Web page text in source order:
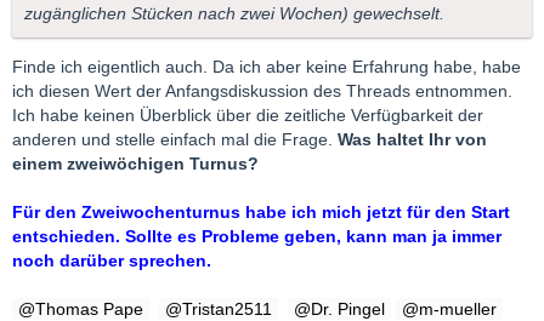
zugänglichen Stücken nach zwei Wochen) gewechselt.
Finde ich eigentlich auch. Da ich aber keine Erfahrung habe, habe
ich diesen Wert der Anfangsdiskussion des Threads entnommen.
Ich habe keinen Überblick über die zeitliche Verfügbarkeit der
anderen und stelle einfach mal die Frage. Was haltet Ihr von
einem zweiwöchigen Turnus?
Für den Zweiwochenturnus habe ich mich jetzt für den Start
entschieden. Sollte es Probleme geben, kann man ja immer
noch darüber sprechen.
Thomas Pape Tristan2511 Dr. Pingel
m-mueller